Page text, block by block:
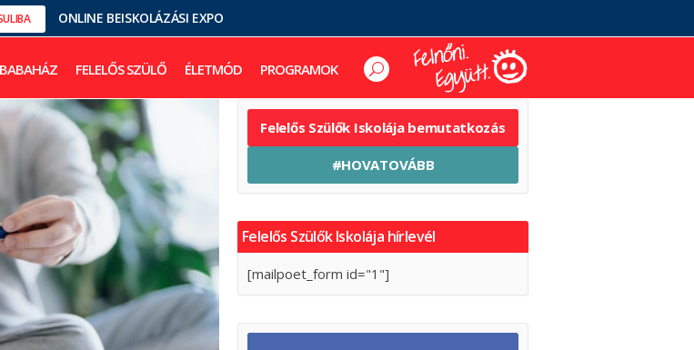
ONLINE BEISKOLÁZÁSI EXPO
BABAHÁZ FELELŐS SZÜLŐ ÉLETMÓD PROGRAMOK
Felelős Szülők Iskolája bemutatkozás
#HOVATOVÁBB
Felelős Szülők Iskolája hírlevél
[mailpoet_form id="1"]